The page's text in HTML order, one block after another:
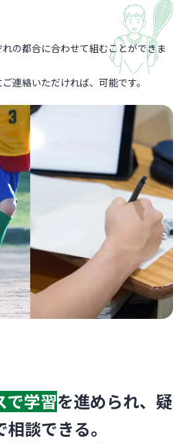
の都合に合わせて組むことができま
連絡いただければ、可能です。
で学習を進められ、疑
談できる。